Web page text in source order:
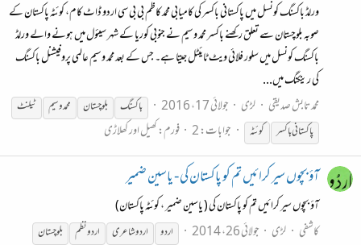
ورلڈ باکسنگ کونسل میں پاکستانی باکسر کی کامیابی محمد کاظم بی بی سی اردو ڈاٹ کام، کوئٹہ پاکستان کے
صوبہ بلوچستان سے تعلق رکھنے باکسر محمد وسیم نے جنوبی کوریا کے شہر سیئول میں ہونے والے ورلڈ
باکسنگ کونسل میں سلور فلائی ویٹ ٹایئٹل جیتا ہے۔ جس کے بعد محمد وسیم عالمی پروفیشنل باکسنگ
کی رینکنگ میں...
محمد تابش صدیقی
لڑی جولائی 17، 2016 باکسنگ بلوچستان محمد وسیم
ٹیلنٹ
پاکستانی باکسر
کوئٹہ جوابات: 2 فورم:کھیل اور کھلاڑی
آؤ بچوں سیر کرائیں تم کو پاکستان کی - یاسین ضمیر
آؤ بچوں سیر کرائیں تم کو پاکستان کی ( یاسین ضمیر ، کوئٹہ پاکستان)
کاشفی
لڑی جولائی 26، 2014 اردو اردو شاعری اردو نظم
بلوچستان